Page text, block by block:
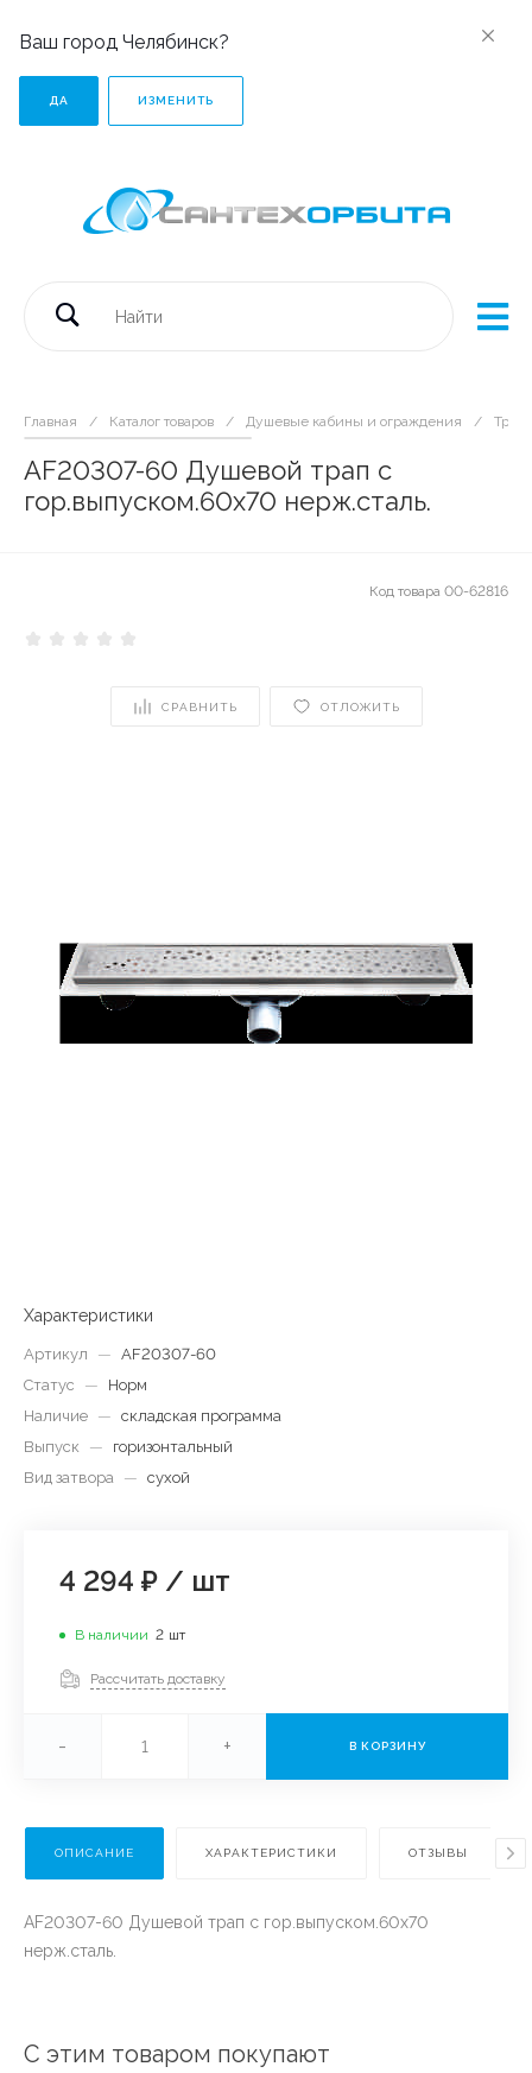
Ваш город Челябинск?
ДА ИЗМЕНИТЬ
Главная / Каталог товаров / Душевые кабины и ограждения /
AF20307-60 Душевой трап с
гор.выпуском.60х70 нерж.сталь.
Код товара 00-62816
СРАВНИТЬ ОТЛОЖИТЬ
Характеристики
Артикул — AF20307-60
Статус
—
Норм
Наличие — складская программа
Выпуск —
горизонтальный
Вид затвора — сухой
4 294 ₽ / шт
В наличии 2 шт
Рассчитать доставку
- + В КОРЗИНУ
ОПИСАНИЕ ХАРАКТЕРИСТИКИ ОТЗЫВЫ
AF20307-60 Душевой трап с гор.выпуском.60х70
нерж.сталь.
С этим товаром покупают